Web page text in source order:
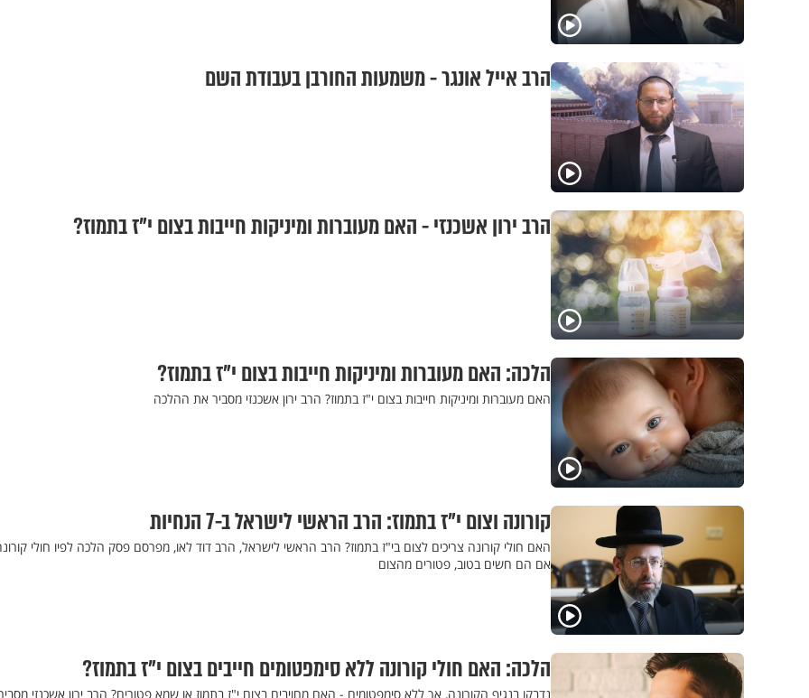
הרב אייל אונגר - משמעות החורבן בעבודת השם
הרב ירון אשכנזי - האם מעוברות ומיניקות חייבות בצום י"ז בתמוז?
הלכה: האם מעוברות ומיניקות חייבות בצום י"ז בתמוז?
האם מעוברות ומיניקות חייבות בצום י"ז בתמוז? הרב ירון אשכנזי מסביר את ההלכה
קורונה וצום י"ז בתמוז: הרב הראשי לישראל ב-7 הנחיות
האם חולי קורונה צריכים לצום בי"ז בתמוז? הרב הראשי לישראל, הרב דוד לאו, מפרסם פסק הלכה לפיו חולי
אם הם חשים בטוב, פטורים מהצום
הלכה: האם חולי קורונה ללא סימפטומים חייבים בצום י"ז בתמוז?
נדבקו בנגיף הקורונה, אך ללא סימפטומים - האם מחויבים בצום י"ז בתמוז או שמא פטורים? הרב ירון אשכנזי